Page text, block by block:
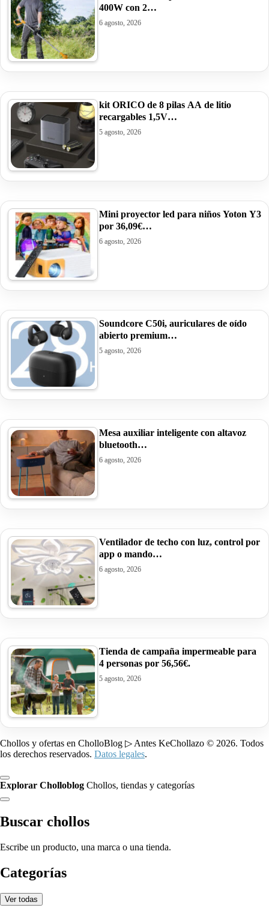
400W con 2…
6 agosto, 2026
kit ORICO de 8 pilas AA de litio
recargables 1,5V…
5 agosto, 2026
Mini proyector led para niños Yoton Y3
por 36,09€…
6 agosto, 2026
Soundcore C50i, auriculares de oído
abierto premium…
5 agosto, 2026
Mesa auxiliar inteligente con altavoz
bluetooth…
6 agosto, 2026
Ventilador de techo con luz, control por
app o mando…
6 agosto, 2026
Tienda de campaña impermeable para
4 personas por 56,56€.
5 agosto, 2026
Chollos y ofertas en CholloBlog ▷ Antes KeChollazo © 2026. Todos
los derechos reservados. Datos legales.
Explorar Cholloblog Chollos, tiendas y categorías
Buscar chollos
Escribe un producto, una marca o una tienda.
Categorías
Ver todas